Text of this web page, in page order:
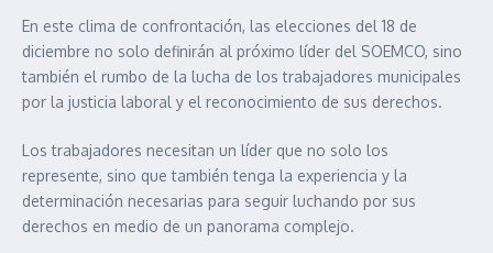
En este clima de confrontación, las elecciones del 18 de
diciembre no solo definirán al próximo líder del SOEMCO, sino
también el rumbo de la lucha de los trabajadores municipales
por la justicia laboral y el reconocimiento de sus derechos.
Los trabajadores necesitan un líder que no solo los
represente, sino que también tenga la experiencia y la
determinación necesarias para seguir luchando por sus
derechos en medio de un panorama complejo.